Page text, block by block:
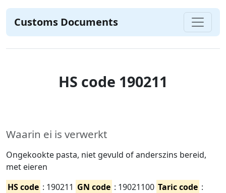
Customs Documents
HS code 190211
Waarin ei is verwerkt
Ongekookte pasta, niet gevuld of anderszins bereid,
met eieren
HS code : 190211 GN code : 19021100 Taric code :